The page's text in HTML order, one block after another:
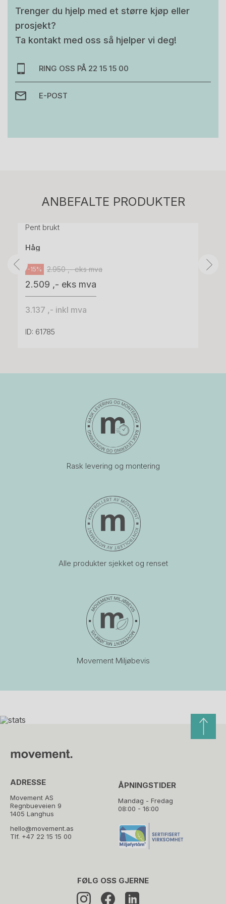
Trenger du hjelp med et større kjøp eller
prosjekt?
Ta kontakt med oss så hjelper vi deg!
RING OSS PÅ 22 15 15 00
E-POST
ANBEFALTE PRODUKTER
H05 5600 Swingback-armlene Mørk
Pent brukt
Håg
-15% 2.950 ,- eks mva
2.509 ,- eks mva
3.137 ,- inkl mva
ID: 61785
Rask levering og montering
Alle produkter sjekket og renset
Movement Miljøbevis
ADRESSE
Movement AS
Regnbueveien 9
1405 Langhus
hello@movement.as
Tlf. +47 22 15 15 00
ÅPNINGSTIDER
Mandag - Fredag
08:00 - 16:00
FØLG OSS GJERNE